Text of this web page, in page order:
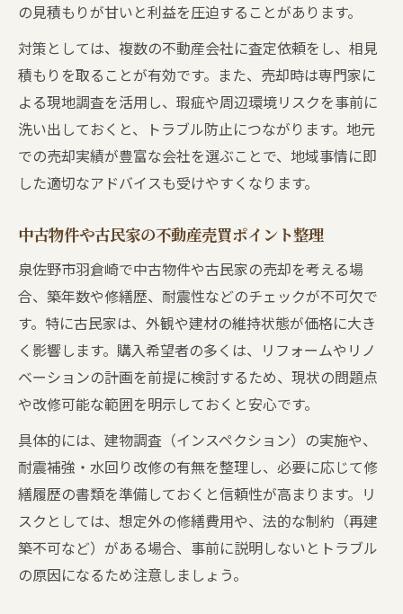
の見積もりが甘いと利益を圧迫することがあります。
対策としては、複数の不動産会社に査定依頼をし、相見
積もりを取ることが有効です。また、売却時は専門家に
よる現地調査を活用し、瑕疵や周辺環境リスクを事前に
洗い出しておくと、トラブル防止につながります。地元
での売却実績が豊富な会社を選ぶことで、地域事情に即
した適切なアドバイスも受けやすくなります。
中古物件や古民家の不動産売買ポイント整理
泉佐野市羽倉崎で中古物件や古民家の売却を考える場
合、築年数や修繕歴、耐震性などのチェックが不可欠で
す。特に古民家は、外観や建材の維持状態が価格に大き
く影響します。購入希望者の多くは、リフォームやリノ
ベーションの計画を前提に検討するため、現状の問題点
や改修可能な範囲を明示しておくと安心です。
具体的には、建物調査（インスペクション）の実施や、
耐震補強・水回り改修の有無を整理し、必要に応じて修
繕履歴の書類を準備しておくと信頼性が高まります。リ
スクとしては、想定外の修繕費用や、法的な制約（再建
築不可など）がある場合、事前に説明しないとトラブル
の原因になるため注意しましょう。